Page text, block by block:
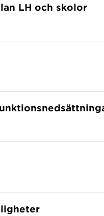
LH och skolor